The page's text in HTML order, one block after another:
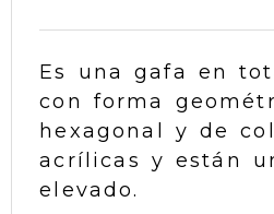
Es una gafa en
con forma
hexagonal y de
acrílicas y están
elevado.